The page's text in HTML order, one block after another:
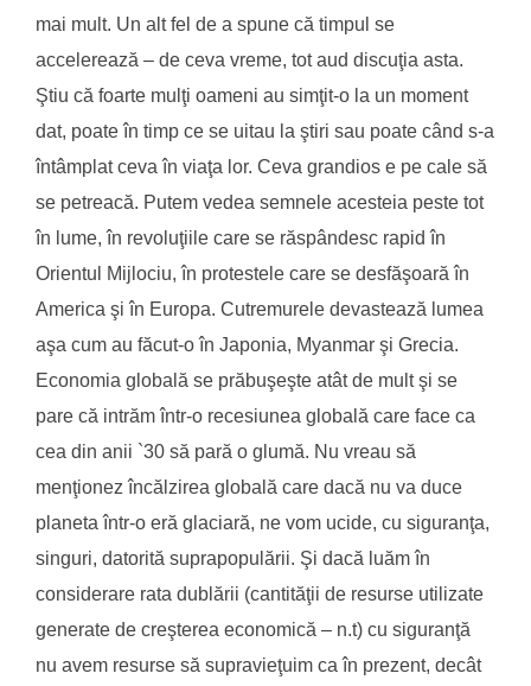
mai mult. Un alt fel de a spune că timpul se
accelerează – de ceva vreme, tot aud discuţia asta.
Ştiu că foarte mulţi oameni au simţit-o la un moment
dat, poate în timp ce se uitau la ştiri sau poate când s-a
întâmplat ceva în viaţa lor. Ceva grandios e pe cale să
se petreacă. Putem vedea semnele acesteia peste tot
în lume, în revoluţiile care se răspândesc rapid în
Orientul Mijlociu, în protestele care se desfăşoară în
America şi în Europa. Cutremurele devastează lumea
aşa cum au făcut-o în Japonia, Myanmar şi Grecia.
Economia globală se prăbuşeşte atât de mult şi se
pare că intrăm într-o recesiunea globală care face ca
cea din anii `30 să pară o glumă. Nu vreau să
menţionez încălzirea globală care dacă nu va duce
planeta într-o eră glaciară, ne vom ucide, cu siguranţa,
singuri, datorită suprapopulării. Şi dacă luăm în
considerare rata dublării (cantităţii de resurse utilizate
generate de creşterea economică – n.t) cu siguranţă
nu avem resurse să supravieţuim ca în prezent, decât